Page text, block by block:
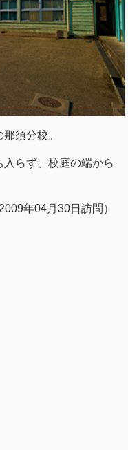
須分校。
らず、校庭の端から
2009年04月30日訪問）